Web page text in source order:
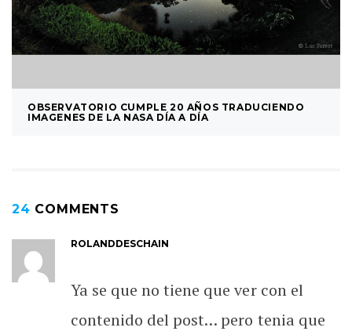
OBSERVATORIO CUMPLE 20 AÑOS TRADUCIENDO
IMAGENES DE LA NASA DÍA A DÍA
24 COMMENTS
ROLANDDESCHAIN
Ya se que no tiene que ver con el
contenido del post… pero tenia que